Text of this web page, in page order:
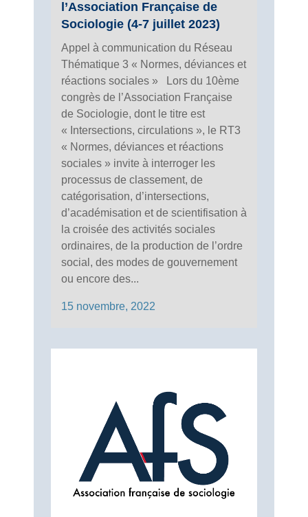
l’Association Française de
Sociologie (4-7 juillet 2023)
Appel à communication du Réseau
Thématique 3 « Normes, déviances et
réactions sociales » Lors du 10ème
congrès de l’Association Française
de Sociologie, dont le titre est
« Intersections, circulations », le RT3
« Normes, déviances et réactions
sociales » invite à interroger les
processus de classement, de
catégorisation, d’intersections,
d’académisation et de scientifisation à
la croisée des activités sociales
ordinaires, de la production de l’ordre
social, des modes de gouvernement
ou encore des...
15 novembre, 2022